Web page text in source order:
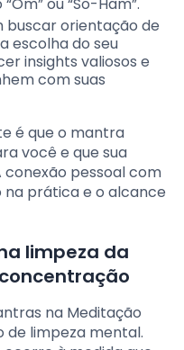
ou “So-Ham”.
buscar orientação de
escolha do seu
insights valiosos e
com suas
é que o mantra
você e que sua
pessoal com
prática e o alcance
limpeza da
na Meditação
limpeza mental.